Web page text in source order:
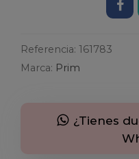
Referencia: 161783
Marca: Prim
¿Tienes